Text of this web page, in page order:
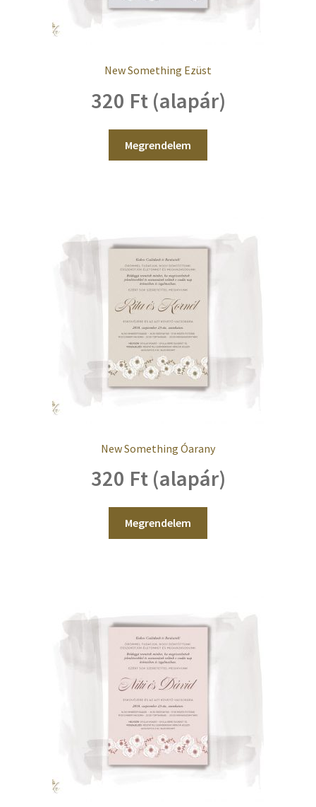
New Something Ezüst
320 Ft (alapár)
Megrendelem
New Something Óarany
320 Ft (alapár)
Megrendelem